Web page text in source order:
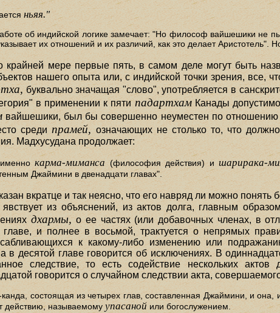
ньяя."
об индийской логике замечает: "Но философ вайшешики не
их отношений и их различий, как это делает Аристотель".
крайней мере первые пять, в самом деле могут быть
нашего опыта или, с индийской точки зрения, все,
буквально значащая "слово", употребляется в
в применении к пятипадартхамКанады
вайшешики, был бы совершенно неуместен по отношению
среди прамей, означающих не столько то, что
Мадхусудана продолжает:
именнокарма-миманса (философия действия) ишарирака-
Джаймини в двенадцати главах".
вкратце и так неясно, что его навряд ли можно понять
из объяснений, из актов долга, главным
дхармы,о ее частях (или добавочных членах, в
и полнее в восьмой, трактуется о непрямых
к какому-либо изменению или
десятой главе говорится об исключениях. В
следствие, то есть содействие нескольких актов
говорится о случайном следствии акта,
состоящая из четырех глав, составленная Джаймини, и
действию, называемомуупасаной или богослужением.